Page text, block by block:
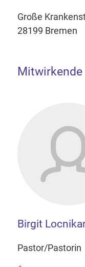
Große
28199 Bremen
Mitwirkende
Birgit
Pastor/Pastorin